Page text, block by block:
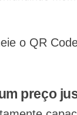
o QR
preço